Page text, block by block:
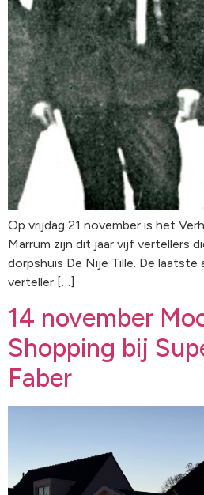
Op vrijdag 21 november is het
Marrum zijn dit jaar vijf vertellers
dorpshuis De Nije Tille. De laatste
verteller […]
14 november
Shopping bij
Faber